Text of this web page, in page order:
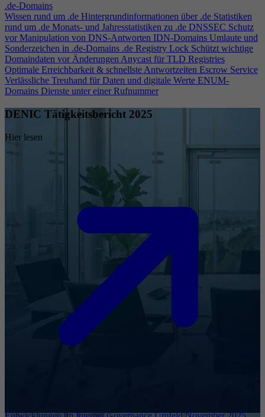
.de-Domains
Wissen rund um .de Hintergrundinformationen über .de Statistiken
rund um .de Monats- und Jahresstatistiken zu .de DNSSEC Schutz
vor Manipulation von DNS-Antworten IDN-Domains Umlaute und
Sonderzeichen in .de-Domains .de Registry Lock Schützt wichtige
Domaindaten vor ÄnderungenAnycast für TLD Registries
Optimale Erreichbarkeit & schnellste Antwortzeiten Escrow Service
Verlässliche Treuhand für Daten und digitale Werte ENUM-
Domains Dienste unter einer Rufnummer
DENIC Tätigkeitsbericht 2025
Hier lesen